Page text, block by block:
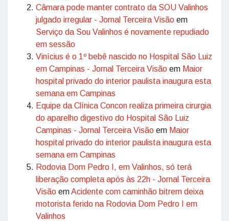
Câmara pode manter contrato da SOU Valinhos
julgado irregular - Jornal Terceira Visão em
Serviço da Sou Valinhos é novamente repudiado
em sessão
Vinícius é o 1º bebê nascido no Hospital São Luiz
em Campinas - Jornal Terceira Visão em Maior
hospital privado do interior paulista inaugura esta
semana em Campinas
Equipe da Clínica Concon realiza primeira cirurgia
do aparelho digestivo do Hospital São Luiz
Campinas - Jornal Terceira Visão em Maior
hospital privado do interior paulista inaugura esta
semana em Campinas
Rodovia Dom Pedro I, em Valinhos, só terá
liberação completa após às 22h - Jornal Terceira
Visão emAcidente com caminhão bitrem deixa
motorista ferido na Rodovia Dom Pedro I em
Valinhos